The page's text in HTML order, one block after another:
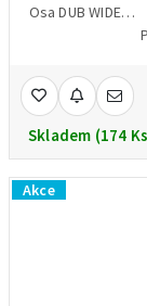
Osa DUB WIDE
Skladem (174
Akce